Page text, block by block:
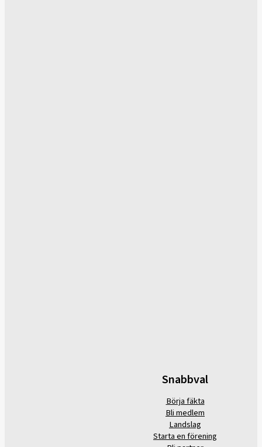
Snabbval
Börja fäkta
Bli medlem
Landslag
Starta en förening